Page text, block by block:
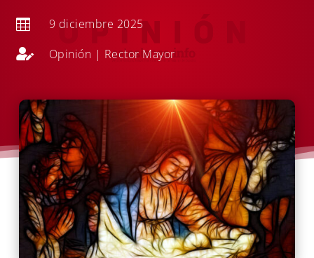
 9 diciembre 2025
 Opinión | Rector Mayor